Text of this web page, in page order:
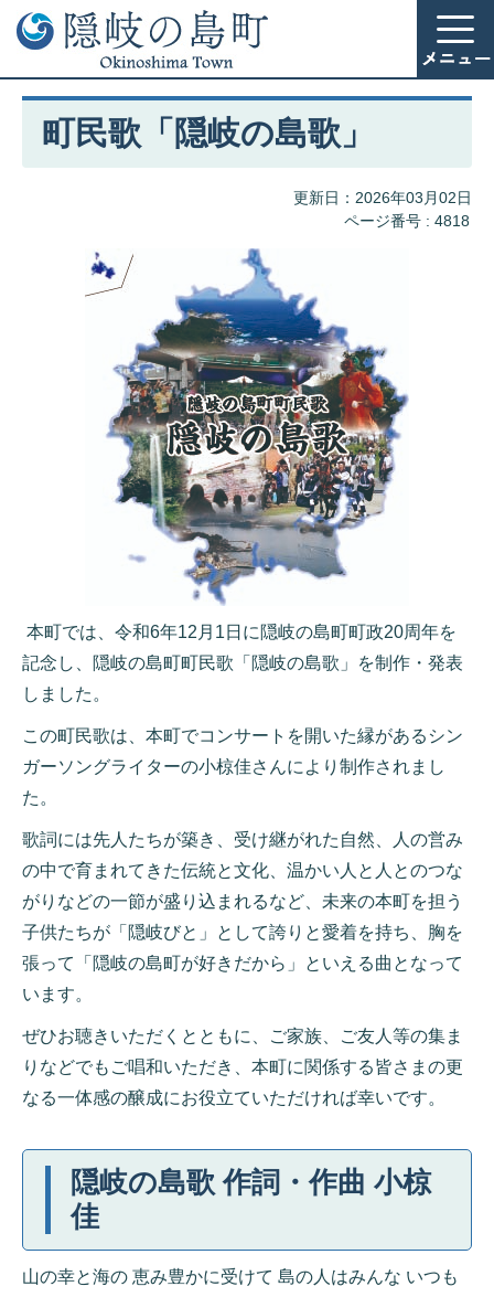
町民歌「隠岐の島歌」
更新日：2026年03月02日
ページ番号 : 4818
本町では、令和6年12月1日に隠岐の島町町政20周年を
記念し、隠岐の島町町民歌「隠岐の島歌」を制作・発表
しました。
この町民歌は、本町でコンサートを開いた縁があるシン
ガーソングライターの小椋佳さんにより制作されまし
た。
歌詞には先人たちが築き、受け継がれた自然、人の営み
の中で育まれてきた伝統と文化、温かい人と人とのつな
がりなどの一節が盛り込まれるなど、未来の本町を担う
子供たちが「隠岐びと」として誇りと愛着を持ち、胸を
張って「隠岐の島町が好きだから」といえる曲となって
います。
ぜひお聴きいただくとともに、ご家族、ご友人等の集ま
りなどでもご唱和いただき、本町に関係する皆さまの更
なる一体感の醸成にお役立ていただければ幸いです。
隠岐の島歌 作詞・作曲 小椋
佳
山の幸と海の 恵み豊かに受けて 島の人はみんな いつも